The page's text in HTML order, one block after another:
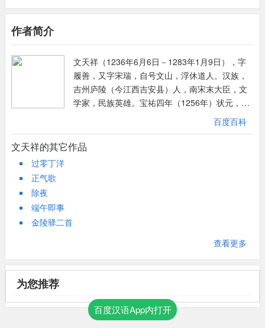
人两方面展开和深入加以铺叙。宋朝自临安弃守，恭帝赵昰被俘，
事实上已经灭亡。剩下的只是各地方军民自动组织起来抵抗。文天
祥、张世杰等人拥立的端宗赵昱逃难中惊悸而死，陆秀夫复立八岁
的赵昺建行宫于崖山，各处流亡，用山河破碎形容这种局面，加上
说“风飘絮”，形象生动，而心情沉郁。这时文天祥自己老母被俘，
妻妾被囚，大儿丧亡，真像水上浮萍，无依无附，景象凄凉。
颈联继续追述今昔不同的处境和心情，昔日惶恐滩边，忧国忧民，
诚惶诚恐；今天零丁洋上孤独一人，自叹伶仃。皇恐滩是赣江十八
滩之一，水流湍急，令人惊恐，也叫惶恐滩。原名黄公滩，因读音
相近，讹为皇恐滩。滩在今江西省万安县境内赣江中，文天祥起兵
勤王时曾路过这里。零丁洋在今广东省珠江15里外的崖山外面，现
名伶丁洋，文天祥兵败被俘，押送过此。前者为追忆，后者乃当前
实况，两者均亲身经历。一身为战将，一为阶下囚。故作战将，面
对强大敌人，恐不能完成守土复国的使命，惶恐不安。而作为阶下
囚，孤苦伶仃，只有一人。这里“风飘絮”、“雨打萍”、“惶恐
滩”、“零丁洋”都是眼前景物，信手拈来，对仗工整，出语自然，而
尾联笔势一转，忽然宕进，由现在渡到将来，拨开现实，露出理
想，如此结语，有如撞钟，清音绕梁。全诗格调，顿然一变，由沉
郁转为开拓、豪放、洒脱。“人生自古谁无死，留取丹心照汗
青。”让赤诚的心如一团火，照耀史册，照亮世界，照暖人生。用
一照字，显示光芒四射，英气逼人。据说张弘范看到文天祥这首
作者简介
文天祥（1236年6月6日－1283年1月9日），字
履善，又字宋瑞，自号文山，浮休道人。汉族，
吉州庐陵（今江西吉安县）人，南宋末大臣，文
学家，民族英雄。宝祐四年（1256年）状元，官
到右丞相兼枢密使。被派往元军的军营中谈判，
被扣留。后脱险经高邮嵇庄到泰县塘湾，由南通
南归，坚持抗元。祥光元年（1278年）兵败被张
百度百科
文天祥的其它作品
过零丁洋
正气歌
除夜
端午即事
金陵驿二首
查看更多
为您推荐
百度汉语App内打开